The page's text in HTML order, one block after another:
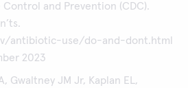
and Prevention (CDC).
antibiotic-use/do-and-dont.html
2023
Gwaltney JM Jr, Kaplan EL,